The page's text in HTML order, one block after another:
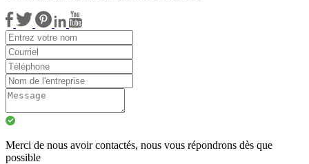
Merci de nous avoir contactés, nous vous répondrons dès que
possible